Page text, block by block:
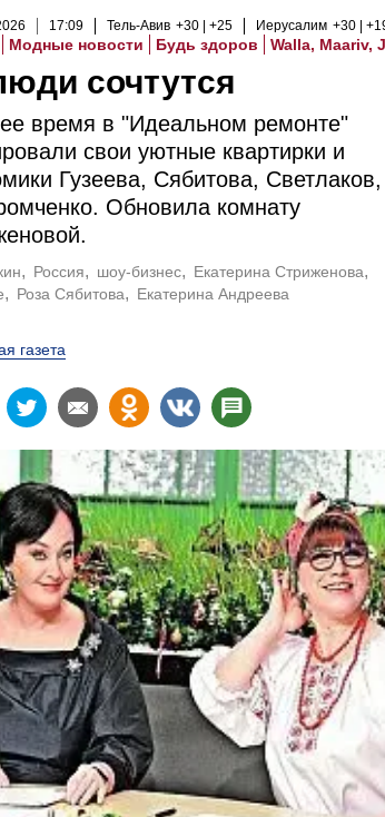
17:09 Тель-Авив +30 +25 Иерусалим +30
Модные новости Будь здоров Walla, Maariv,
сочтутся
время в "Идеальном ремонте"
свои уютные квартирки и
Гузеева, Сябитова, Светлаков,
Oбновила комнату
Россия шоу-бизнес
Екатерина Стриженова
Роза Сябитова
Екатерина Андреева
газета